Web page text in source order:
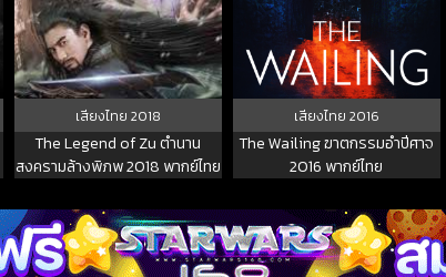
เสียงไทย 2018
The Legend of Zu ตำนาน
สงครามล้างพิภพ 2018 พากย์ไทย
เสียงไทย 2016
The Wailing ฆาตกรรมอำปีศาจ
2016 พากย์ไทย